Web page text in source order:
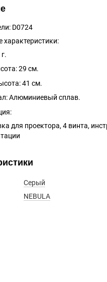
D0724
характеристики:
29 см.
41 см.
Алюминиевый сплав.
для проектора, 4 винта,
Серый
NEBULA